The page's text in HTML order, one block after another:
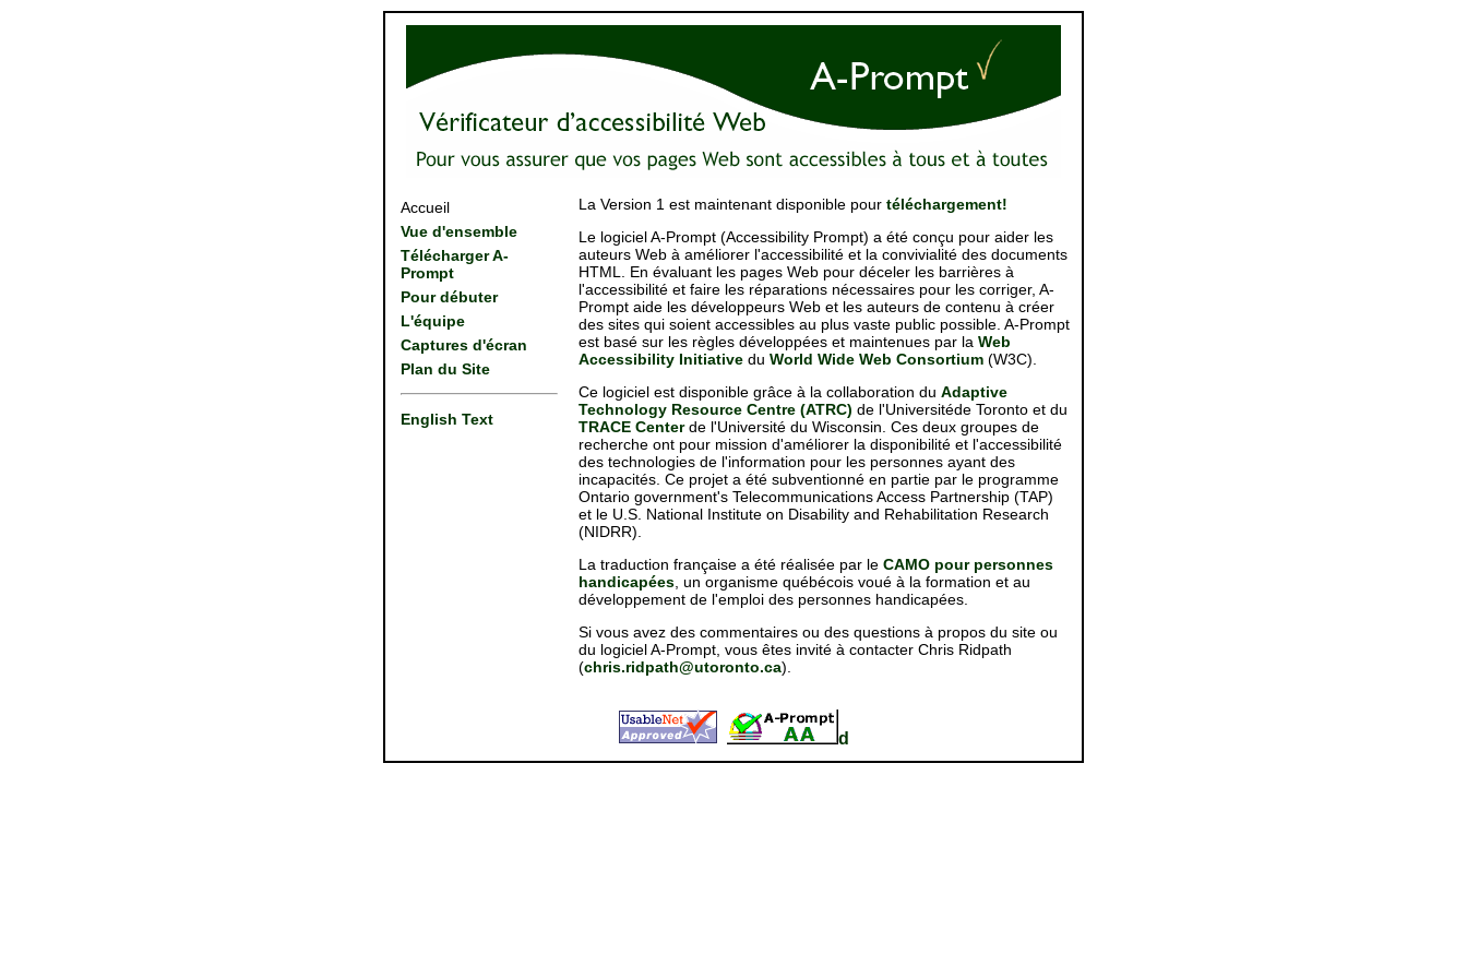
Accueil
Vue d'ensemble
Télécharger A-
Prompt
Pour débuter
L'équipe
Captures d'écran
Plan du Site
English Text
La Version 1 est maintenant disponible pour téléchargement!
Le logiciel A-Prompt (Accessibility Prompt) a été conçu pour aider les
auteurs Web à améliorer l'accessibilité et la convivialité des documents
HTML. En évaluant les pages Web pour déceler les barrières à
l'accessibilité et faire les réparations nécessaires pour les corriger, A-
Prompt aide les développeurs Web et les auteurs de contenu à créer
des sites qui soient accessibles au plus vaste public possible. A-Prompt
est basé sur les règles développées et maintenues par la Web
Accessibility Initiative du World Wide Web Consortium (W3C).
Ce logiciel est disponible grâce à la collaboration du Adaptive
Technology Resource Centre (ATRC) de l'Universitéde Toronto et du
TRACE Centerde l'Université du Wisconsin. Ces deux groupes de
recherche ont pour mission d'améliorer la disponibilité et l'accessibilité
des technologies de l'information pour les personnes ayant des
incapacités. Ce projet a été subventionné en partie par le programme
Ontario government's Telecommunications Access Partnership (TAP)
et le U.S. National Institute on Disability and Rehabilitation Research
(NIDRR)
La traduction française a été réalisée par le CAMO pour personnes
handicapées , un organisme québécois voué à la formation et au
développement de l'emploi des personnes handicapées.
Si vous avez des commentaires ou des questions à propos du site ou
du logiciel A-Prompt, vous êtes invité à contacter Chris Ridpath
(chris.ridpath@utoronto.ca).
d